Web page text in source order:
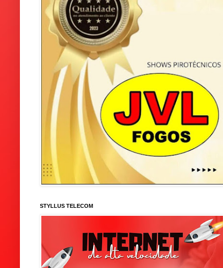
STYLLUS TELECOM